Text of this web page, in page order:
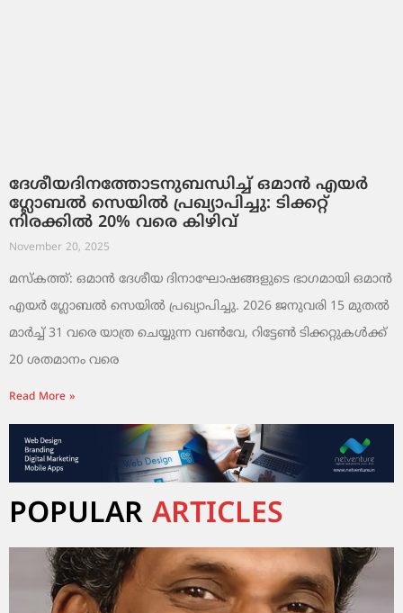
ദേശീയദിനത്തോടനുബന്ധിച്ച് ഒമാൻ എയർ
ഗ്ലോബൽ സെയിൽ പ്രഖ്യാപിച്ചു: ടിക്കറ്റ്
നിരക്കിൽ 20% വരെ കിഴിവ്
November 20, 2025
മസ്‌കത്ത്: ഒമാൻ ദേശീയ ദിനാഘോഷങ്ങളുടെ ഭാഗമായി ഒമാൻ
എയർ ഗ്ലോബൽ സെയിൽ പ്രഖ്യാപിച്ചു. 2026 ജനുവരി 15 മുതൽ
മാർച്ച് 31 വരെ യാത്ര ചെയ്യുന്ന വൺവേ, റിട്ടേൺ ടിക്കറ്റുകൾക്ക്
20 ശതമാനം വരെ
Read More »
POPULAR ARTICLES